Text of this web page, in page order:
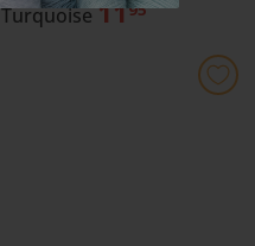
Turquoise1195